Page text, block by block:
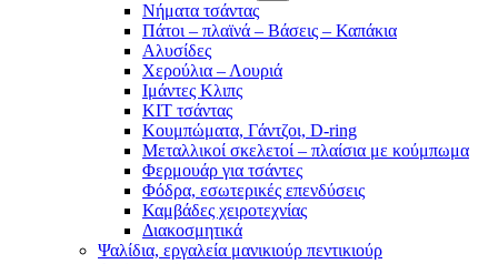
Νήματα τσάντας
Πάτοι – πλαϊνά – Βάσεις – Καπάκια
Αλυσίδες
Χερούλια – Λουριά
Ιμάντες Κλιπς
ΚΙΤ τσάντας
Κουμπώματα, Γάντζοι, D-ring
Μεταλλικοί σκελετοί – πλαίσια με κούμπωμα
Φερμουάρ για τσάντες
Φόδρα, εσωτερικές επενδύσεις
Καμβάδες χειροτεχνίας
Διακοσμητικά
Ψαλίδια, εργαλεία μανικιούρ πεντικιούρ